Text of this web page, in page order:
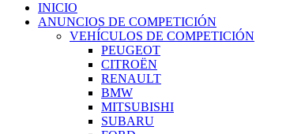
INICIO
ANUNCIOS DE COMPETICIÓN
VEHÍCULOS DE COMPETICIÓN
PEUGEOT
CITROËN
RENAULT
BMW
MITSUBISHI
SUBARU